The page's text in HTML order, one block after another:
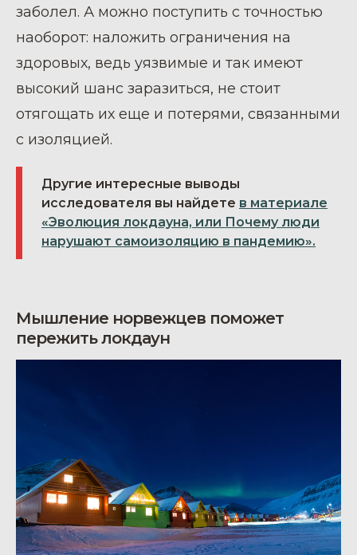
заболел. А можно поступить с точностью
наоборот: наложить ограничения на
здоровых, ведь уязвимые и так имеют
высокий шанс заразиться, не стоит
отягощать их еще и потерями, связанными
с изоляцией.
Другие интересные выводы
исследователя вы найдете в материале
«Эволюция локдауна, или Почему люди
нарушают самоизоляцию в пандемию».
Мышление норвежцев поможет
пережить локдаун